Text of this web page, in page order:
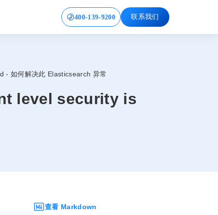
400-139-9200 联系我们
如何解决此 Elasticsearch 异常
level security is
查看 Markdown